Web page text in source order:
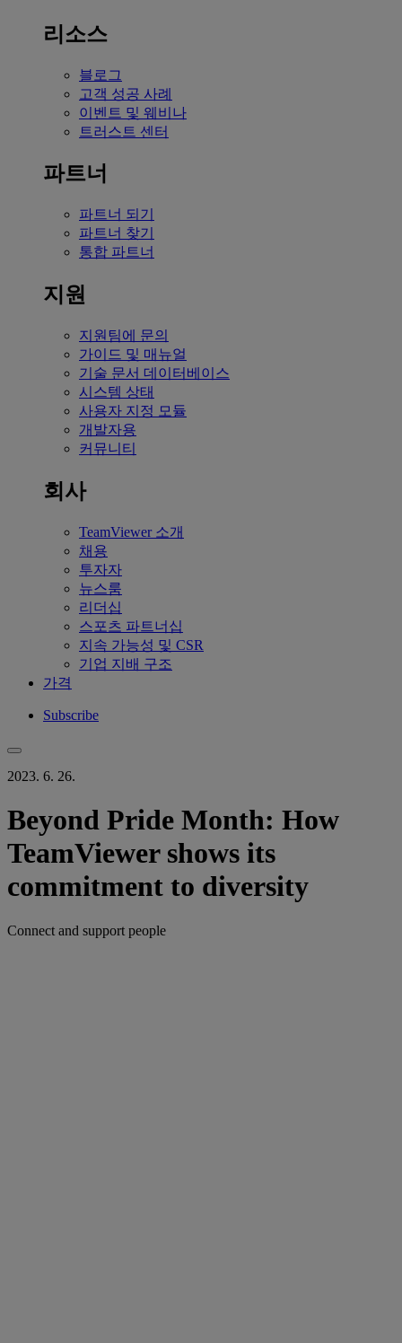
리소스
블로그
고객 성공 사례
이벤트 및 웨비나
트러스트 센터
파트너
파트너 되기
파트너 찾기
통합 파트너
지원
지원팀에 문의
가이드 및 매뉴얼
기술 문서 데이터베이스
시스템 상태
사용자 지정 모듈
개발자용
커뮤니티
회사
TeamViewer 소개
채용
투자자
뉴스룸
리더십
스포츠 파트너십
지속 가능성 및 CSR
기업 지배 구조
가격
Subscribe
2023. 6. 26.
Beyond Pride Month: How
TeamViewer shows its
commitment to diversity
Connect and support people